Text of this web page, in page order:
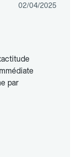
02/04/2025
par